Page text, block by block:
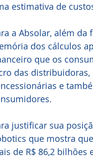
estimativa de
a Absolar, além
dos cálculos
que os
das distribuidoras,
e
justificar sua
que mostra
de R$ 86,2